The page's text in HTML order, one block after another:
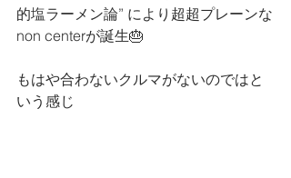
的塩ラーメン論” により超超プレーンな
non centerが誕生🎂
もはや合わないクルマがないのではと
いう感じ